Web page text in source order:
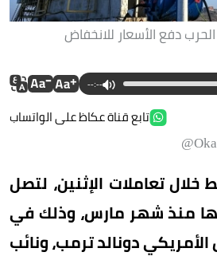
دفع الأسعار للانخفاض
--:--
تابع قناة عكاظ على الواتساب
خلال تعاملات الإثنين، لتصل
منذ شهر مارس، وذلك في
دونالد ترمب، ونائب